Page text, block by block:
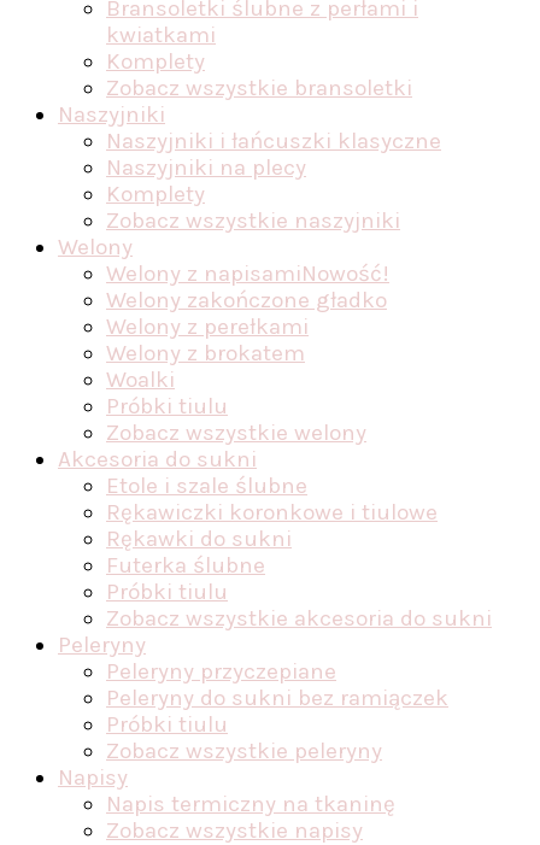
Bransoletki ślubne z perłami i
kwiatkami
Komplety
Zobacz wszystkie bransoletki
Naszyjniki
Naszyjniki i łańcuszki klasyczne
Naszyjniki na plecy
Komplety
Zobacz wszystkie naszyjniki
Welony
Welony z napisamiNowość!
Welony zakończone gładko
Welony z perełkami
Welony z brokatem
Woalki
Próbki tiulu
Zobacz wszystkie welony
Akcesoria do sukni
Etole i szale ślubne
Rękawiczki koronkowe i tiulowe
Rękawki do sukni
Futerka ślubne
Próbki tiulu
Zobacz wszystkie akcesoria do sukni
Peleryny
Peleryny przyczepiane
Peleryny do sukni bez ramiączek
Próbki tiulu
Zobacz wszystkie peleryny
Napisy
Napis termiczny na tkaninę
Zobacz wszystkie napisy